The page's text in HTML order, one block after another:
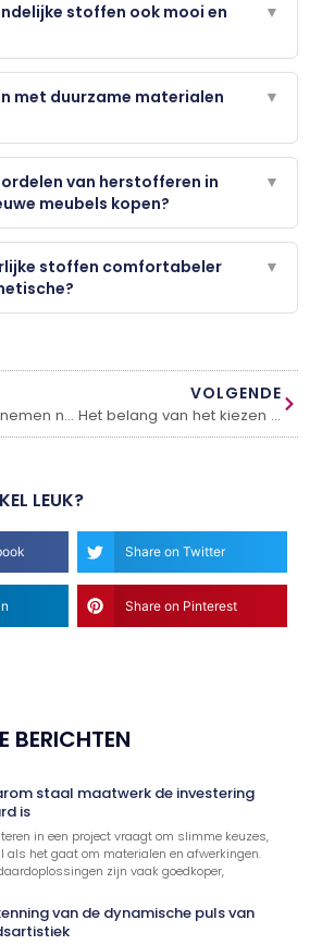
stoffen ook mooi en
▼
met duurzame materialen
▼
van herstofferen in
meubels kopen?
▼
stoffen comfortabeler
▼
Wat je moet meenemen naar je eerste gesprek met een advocaat
VOLGENDE
Het belang van het kiezen voor de juiste kweekkas
LEUK?
Share on Twitter
Share on Pinterest
BERICHTEN
staal maatwerk de investering
is
in een project vraagt om slimme keuzes,
als het gaat om materialen en afwerkingen.
zijn vaak goedkoper,
van de dynamische puls van